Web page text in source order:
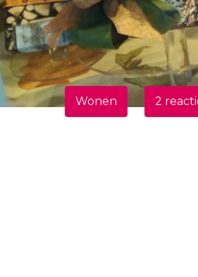
Wonen 2